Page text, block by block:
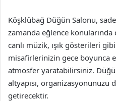
Köşklübağ Düğün Salonu,
zamanda eğlence konularında
canlı müzik, ışık gösterileri
misafirlerinizin gece boyunca
atmosfer yaratabilirsiniz.
altyapısı, organizasyonunuzu
getirecektir.